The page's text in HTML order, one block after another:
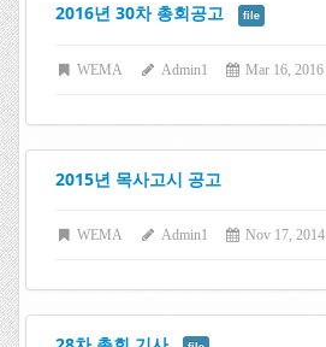
2016년 30차 총회공고 file
WEMA Admin1 Mar 16, 2016
2015년 목사고시 공고
WEMA Admin1 Nov 17, 2014